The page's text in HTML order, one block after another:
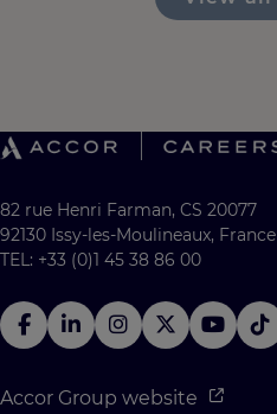
82 rue Henri Farman, CS 20077
92130 Issy-les-Moulineaux, France
TEL: +33 (0)1 45 38 86 00
Accor Group website